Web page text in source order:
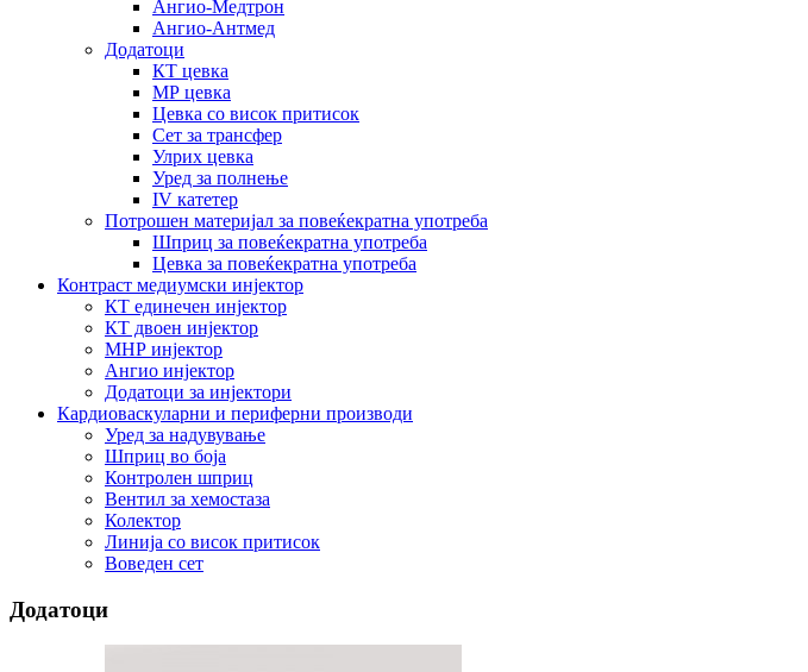
Ангио-Медтрон
Ангио-Антмед
Додатоци
КТ цевка
МР цевка
Цевка со висок притисок
Сет за трансфер
Улрих цевка
Уред за полнење
IV катетер
Потрошен материјал за повеќекратна употреба
Шприц за повеќекратна употреба
Цевка за повеќекратна употреба
Контраст медиумски инјектор
КТ единечен инјектор
КТ двоен инјектор
МНР инјектор
Ангио инјектор
Додатоци за инјектори
Кардиоваскуларни и периферни производи
Уред за надувување
Шприц во боја
Контролен шприц
Вентил за хемостаза
Колектор
Линија со висок притисок
Воведен сет
Додатоци